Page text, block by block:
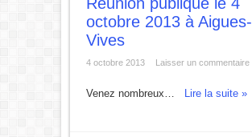
octobre 2013 à Aigues-
Vives
4 octobre 2013 Laisser un commentaire
Venez nombreux… Lire la suite »